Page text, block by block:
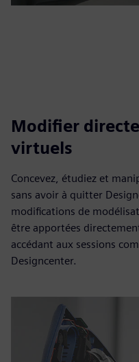
Modifier
virtuels
Concevez, étudiez et
sans avoir à quitter
modifications de
être apportées
accédant aux sessions
Designcenter.